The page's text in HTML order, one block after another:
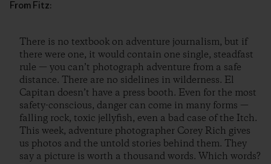
From Fitz:
There is no textbook on adventure journalism, but if
there were one, it would contain one single, steadfast
rule — you can’t photograph adventure from a safe
distance. There are no sidelines in wilderness. El
Capitan doesn’t have a press booth. Even for the most
safety-conscious, danger can come in many forms —
falling rock, toxic jellyfish, even a bad case of the Itch.
This week, adventure photographer Corey Rich gives
us photos and the untold stories behind them. They
say a picture is worth a thousand words. Which words?